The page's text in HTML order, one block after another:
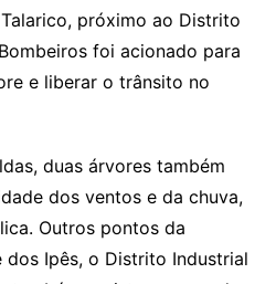
próximo ao Distrito
foi acionado para
e liberar o trânsito no
duas árvores também
dos ventos e da chuva,
Outros pontos da
Ipês, o Distrito Industrial